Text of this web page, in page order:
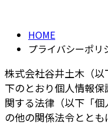
HOME
プライバシーポリ
株式会社谷井土木（
下のとおり個人情報
関する法律（以下「
の他の関係法令ととも